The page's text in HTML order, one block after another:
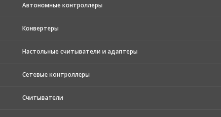
Автономные контроллеры
Конвертеры
Настольные считыватели и адаптеры
Сетевые контроллеры
Считыватели